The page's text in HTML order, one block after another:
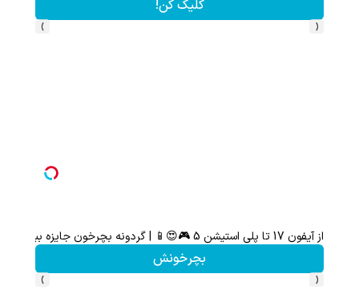
کلیک کن!
‹
›
از آیفون 17 تا پلی استیشن 5 🎮😍📱 | گردونه بچرخون جایزه ببر
بچرخونش
‹
›